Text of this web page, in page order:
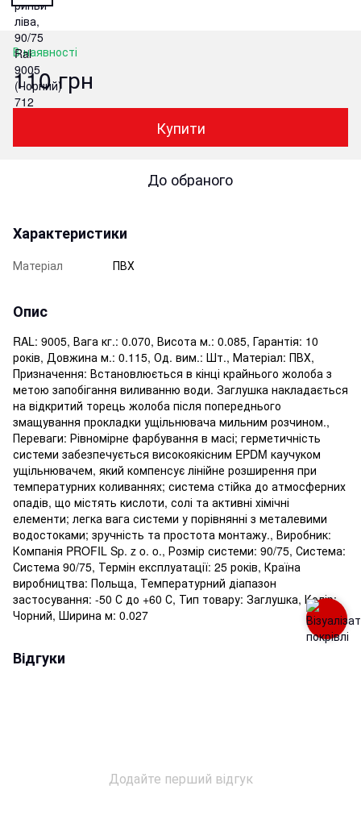
В наявності
110 грн
Купити
До обраного
Характеристики
Матеріал ПВХ
Опис
RAL: 9005, Вага кг.: 0.070, Висота м.: 0.085, Гарантія: 10
років, Довжина м.: 0.115, Од. вим.: Шт., Матеріал: ПВХ,
Призначення: Встановлюється в кінці крайнього жолоба з
метою запобігання виливанню води. Заглушка накладається
на відкритий торець жолоба після попереднього
змащування прокладки ущільнювача мильним розчином.,
Переваги: ​​Рівномірне фарбування в масі; герметичність
системи забезпечується високоякісним EPDM каучуком
ущільнювачем, який компенсує лінійне розширення при
температурних коливаннях; система стійка до атмосферних
опадів, що містять кислоти, солі та активні хімічні
елементи; легка вага системи у порівнянні з металевими
водостоками; зручність та простота монтажу., Виробник:
Компанія PROFIL Sp. z o. o., Розмір системи: 90/75, Система:
Система 90/75, Термін експлуатації: 25 років, Країна
виробництва: Польща, Температурний діапазон
застосування: -50 С до +60 С, Тип товару: Заглушка, Колір:
Чорний, Ширина м: 0.027
Відгуки
Додайте перший відгук